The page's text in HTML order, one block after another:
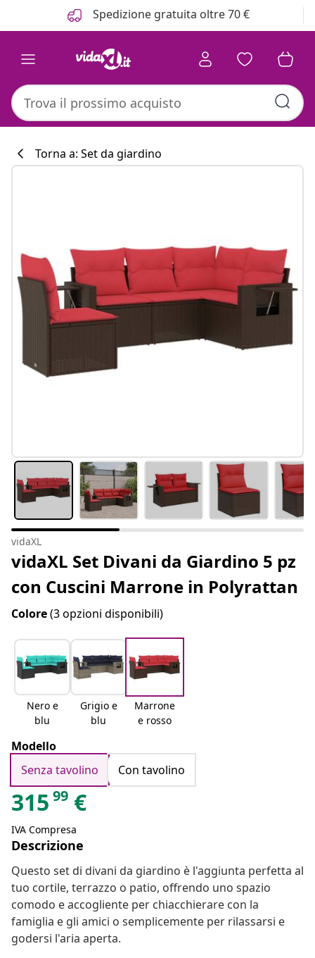
Spedizione gratuita oltre 70 €
Torna a: Set da giardino
vidaXL
vidaXL Set Divani da Giardino 5 pz
con Cuscini Marrone in Polyrattan
Colore(3 opzioni disponibili)
Nero e
blu
Grigio e
blu
Marrone
e rosso
Modello
Senza tavolino
Con tavolino
315 99 €
IVA Compresa
Descrizione
Questo set di divani da giardino è l'aggiunta perfetta al
tuo cortile, terrazzo o patio, offrendo uno spazio
comodo e accogliente per chiacchierare con la
famiglia e gli amici o semplicemente per rilassarsi e
godersi l'aria aperta.